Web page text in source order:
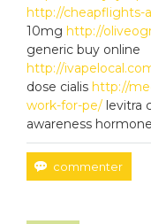
http://cheapflights-
10mg http://
generic buy online
http://
dose cialis http://
work-for-pe/ levitra
awareness